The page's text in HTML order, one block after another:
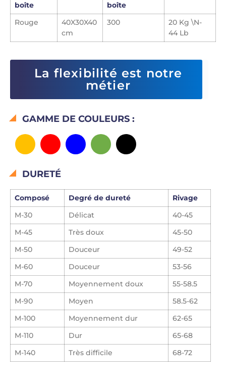
boîte
boîte
Rouge
40X30X40
cm
300
20 Kg \N-
44 Lb
La flexibilité est notre
métier
GAMME DE COULEURS :
DURETÉ
Composé Degré de dureté
Rivage
M-30
Délicat
40-45
M-45
Très doux
45-50
M-50
Douceur
49-52
M-60
Douceur
53-56
M-70
Moyennement doux
55-58.5
M-90
Moyen
58.5-62
M-100
Moyennement dur
62-65
M-110
Dur
65-68
M-140
Très difficile 68-72